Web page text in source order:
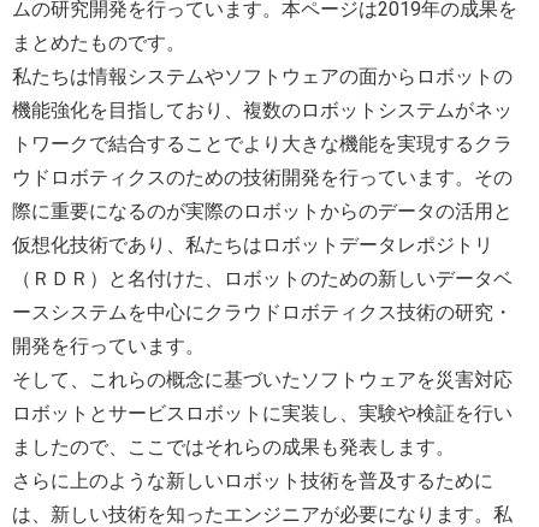
ムの研究開発を行っています。本ページは2019年の成果を
まとめたものです。
私たちは情報システムやソフトウェアの面からロボットの
機能強化を目指しており、複数のロボットシステムがネッ
トワークで結合することでより大きな機能を実現するクラ
ウドロボティクスのための技術開発を行っています。その
際に重要になるのが実際のロボットからのデータの活用と
仮想化技術であり、私たちはロボットデータレポジトリ
（ＲＤＲ）と名付けた、ロボットのための新しいデータベ
ースシステムを中心にクラウドロボティクス技術の研究・
開発を行っています。
そして、これらの概念に基づいたソフトウェアを災害対応
ロボットとサービスロボットに実装し、実験や検証を行い
ましたので、ここではそれらの成果も発表します。
さらに上のような新しいロボット技術を普及するために
は、新しい技術を知ったエンジニアが必要になります。私